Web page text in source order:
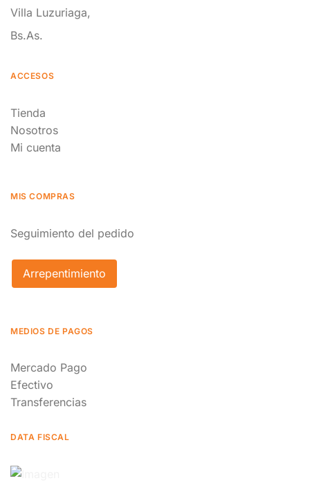
Villa Luzuriaga,
Bs.As.
ACCESOS
Tienda
Nosotros
Mi cuenta
MIS COMPRAS
Seguimiento del pedido
Arrepentimiento
MEDIOS DE PAGOS
Mercado Pago
Efectivo
Transferencias
DATA FISCAL